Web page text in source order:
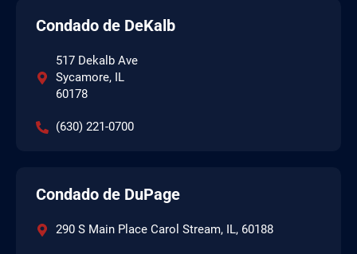
Condado de DeKalb
517 Dekalb Ave
Sycamore, IL
60178
(630) 221-0700
Condado de DuPage
290 S Main Place Carol Stream, IL, 60188